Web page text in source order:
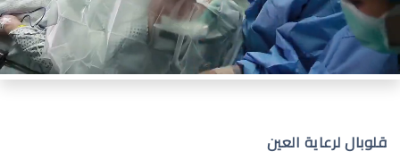
قلوبال لرعاية العين